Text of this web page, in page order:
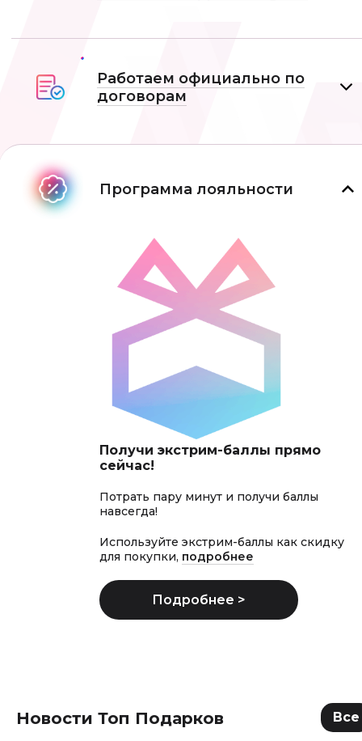
Работаем официально по
договорам
Программа лояльности
Получи экстрим-баллы прямо
сейчас!
Потрать пару минут и получи баллы
навсегда!
Используйте экстрим-баллы как скидку
для покупки, подробнее
Новости Топ Подарков Все